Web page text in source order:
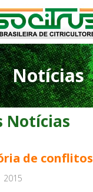
Notícias
Notícias
de conflitos